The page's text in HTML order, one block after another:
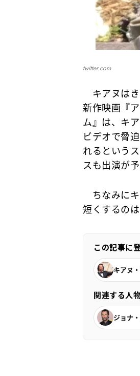
twitter.com
キアヌは
新作映画『
ム』は、キ
ビデオで脅
れるという
スも出演が
ちなみに
短くするの
この記事に
キアヌ
関連する人
ジョナ